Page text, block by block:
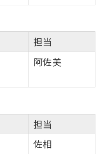
担当
阿佐美
担当
佐相